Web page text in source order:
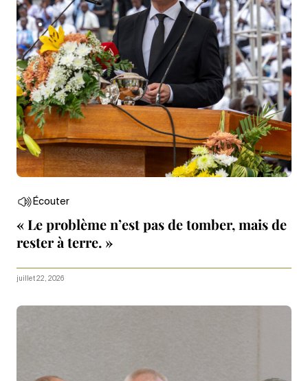
Écouter
« Le problème n’est pas de tomber, mais de
rester à terre. »
juillet 22, 2026